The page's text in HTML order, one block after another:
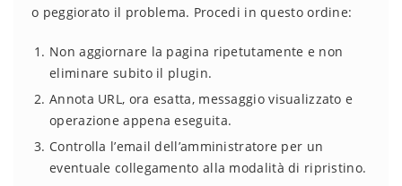
o peggiorato il problema. Procedi in questo ordine:
Non aggiornare la pagina ripetutamente e non
eliminare subito il plugin.
Annota URL, ora esatta, messaggio visualizzato e
operazione appena eseguita.
Controlla l’email dell’amministratore per un
eventuale collegamento alla modalità di ripristino.